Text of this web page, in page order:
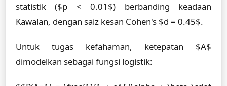
statistik ($p < 0.01$) berbanding keadaan
Kawalan, dengan saiz kesan Cohen's $d = 0.45$.
Untuk tugas kefahaman, ketepatan $A$
dimodelkan sebagai fungsi logistik: